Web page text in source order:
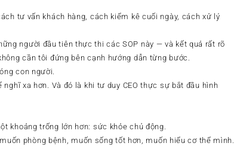
tư vấn khách hàng, cách kiểm kê cuối ngày, cách xử lý
người đầu tiên thực thi các SOP này — và kết quả rất rõ
cần tôi đứng bên cạnh hướng dẫn từng bước.
con người.
xa hơn. Và đó là khi tư duy CEO thực sự bắt đầu hình
khoảng trống lớn hơn: sức khỏe chủ động.
phòng bệnh, muốn sống tốt hơn, muốn hiểu cơ thể mình.